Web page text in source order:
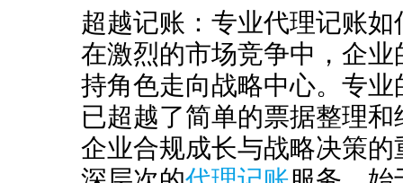
超越记账：专业代理记账
在激烈的市场竞争中，企
持角色走向战略中心。专业
已超越了简单的票据整理
企业合规成长与战略决策